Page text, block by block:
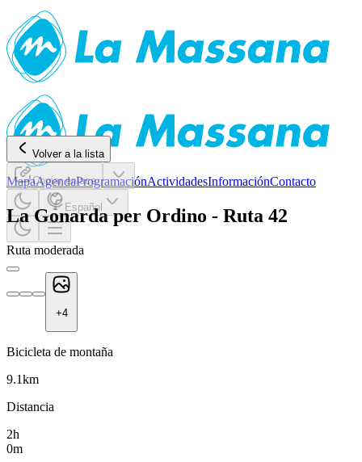
MapaAgendaProgramaciónActividadesInformaciónContacto
Español
Volver a la lista
Copiar enlace
La Gonarda per Ordino - Ruta 42
Ruta moderada
+4
Bicicleta de montaña
9.1km
Distancia
2h
0m